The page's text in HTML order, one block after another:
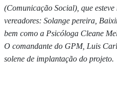
(Comunicação Social), que
vereadores: Solange pereira,
bem como a Psicóloga Cleane
O comandante do GPM, Luis
solene de implantação do projeto.